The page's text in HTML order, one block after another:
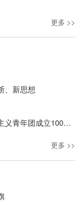
更多 >>
、新思想
北京金河水务建设集团团委组织观看庆祝中国共产主义青年团成立100周年大会
更多 >>